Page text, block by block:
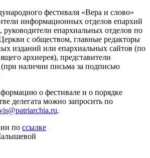
фестиваля «Вера и слово»
информационных отделов епархий
руководители епархиальных отделов по
с обществом, главные редакторы
изданий или епархиальных сайтов (по
архиерея), представители
наличии письма за подписью
о фестивале и о порядке
делегата можно запросить по
.
по ссылке